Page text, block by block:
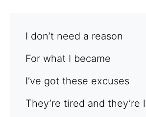
I don’t need a reason
For what I became
I’ve got these excuses
They’re tired and they’re